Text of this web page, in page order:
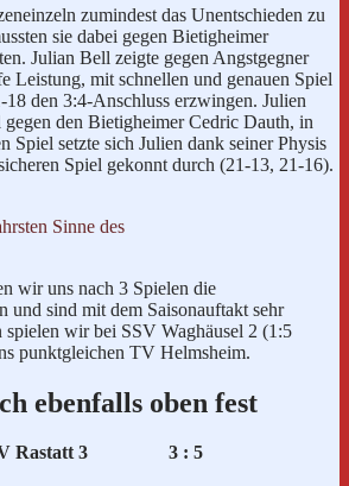
zumindest das Unentschieden zu
sie dabei gegen Bietigheimer
Julian Bell zeigte gegen Angstgegner
Leistung, mit schnellen und genauen Spiel
den 3:4-Anschluss erzwingen. Julien
gegen den Bietigheimer Cedric Dauth, in
Spiel setzte sich Julien dank seiner Physis
Spiel gekonnt durch (21-13, 21-16).
Sinne des
wir uns nach 3 Spielen die
und sind mit dem Saisonauftakt sehr
wir bei SSV Waghäusel 2 (1:5
punktgleichen TV Helmsheim.
ebenfalls oben fest
BV Rastatt 3 3 : 5